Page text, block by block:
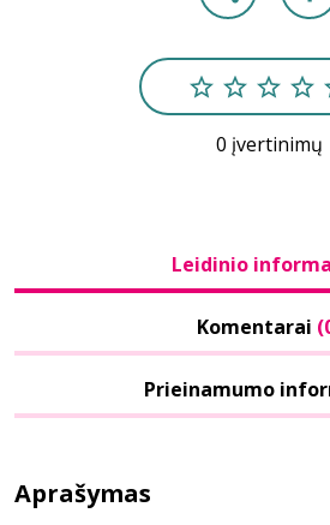
0 įvertinimų
Leidinio
Komentarai
Prieinamumo
Aprašymas